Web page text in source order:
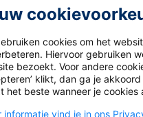
3-sterren Thema 2
3-sterren Thema 2
3-sterren Thema 2
3-sterren Thema 2
cookies om het
Hiervoor gebruiken
bezoekt. Voor andere
klikt, dan ga je
het beste wanneer je cookies
informatie vind je in ons